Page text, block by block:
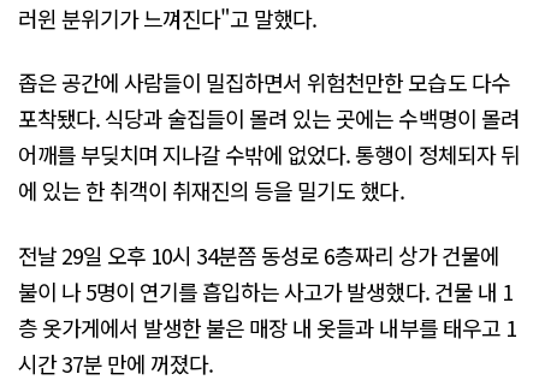
러윈 분위기가 느껴진다"고 말했다.
좁은 공간에 사람들이 밀집하면서 위험천만한 모습도 다수
포착됐다. 식당과 술집들이 몰려 있는 곳에는 수백명이 몰려
어깨를 부딪치며 지나갈 수밖에 없었다. 통행이 정체되자 뒤
에 있는 한 취객이 취재진의 등을 밀기도 했다.
전날 29일 오후 10시 34분쯤 동성로 6층짜리 상가 건물에
불이 나 5명이 연기를 흡입하는 사고가 발생했다. 건물 내 1
층 옷가게에서 발생한 불은 매장 내 옷들과 내부를 태우고 1
시간 37분 만에 꺼졌다.